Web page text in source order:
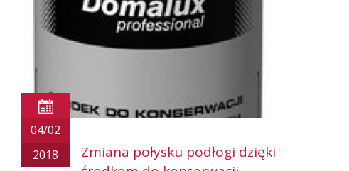
04/02
2018
Zmiana połysku podłogi dzięki